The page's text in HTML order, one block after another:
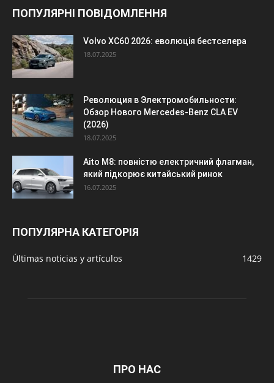
ПОПУЛЯРНІ ПОВІДОМЛЕННЯ
Volvo XC60 2026: еволюція бестселера
18.07.2025
Революция в Электромобильности:
Обзор Нового Mercedes-Benz CLA EV
(2026)
18.07.2025
Aito M8: повністю електричний флагман,
який підкорює китайський ринок
16.07.2025
ПОПУЛЯРНА КАТЕГОРІЯ
Últimas noticias y artículos 1429
ПРО НАС